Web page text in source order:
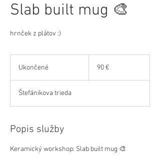
Slab built mug 🎨
hrnček z plátov :)
Ukončené
n
č
n
é
90 €
Štefánikova trieda
Popis služby
Keramický workshop: Slab built mug 🎨